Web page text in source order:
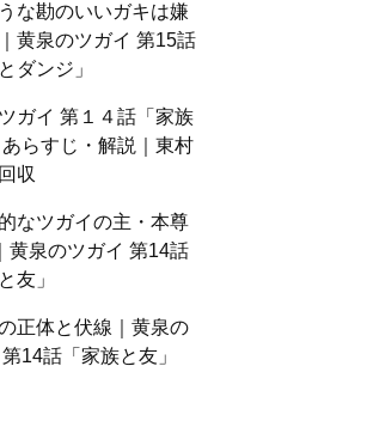
な勘のいいガキは嫌
黄泉のツガイ 第15話
ダンジ」
ガイ 第１４話「家族
あらすじ・解説｜東村
収
なツガイの主・本尊
黄泉のツガイ 第14話
友」
正体と伏線｜黄泉の
14話「家族と友」